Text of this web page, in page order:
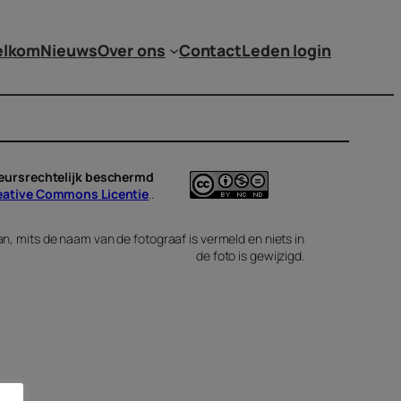
NieuwsOver ons ContactLeden login
beschermd
Commons Licentie
mits de naam van de fotograaf is vermeld en niets in
de foto is gewijzigd.